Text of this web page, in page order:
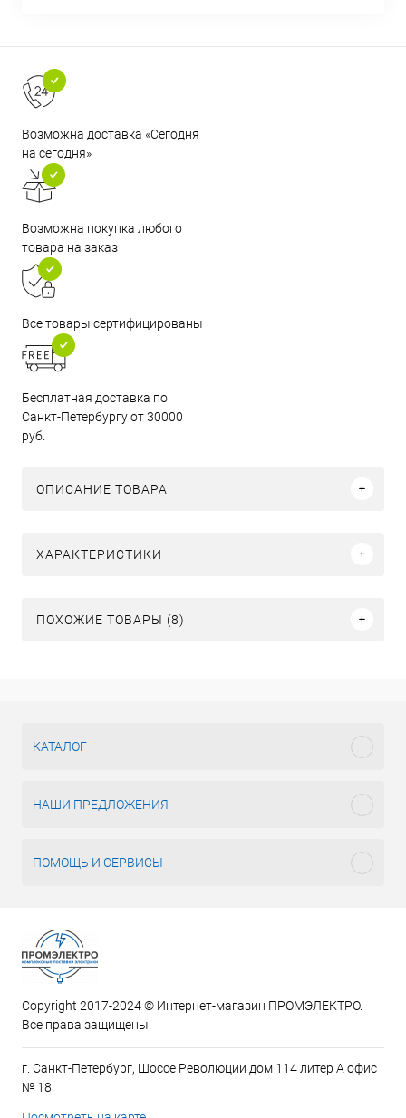
Возможна доставка «Сегодня
на сегодня»
Возможна покупка любого
товара на заказ
Все товары сертифицированы
Бесплатная доставка по
Санкт-Петербургу от 30000
руб.
ОПИСАНИЕ ТОВАРА
ХАРАКТЕРИСТИКИ
ПОХОЖИЕ ТОВАРЫ (8)
КАТАЛОГ
НАШИ ПРЕДЛОЖЕНИЯ
ПОМОЩЬ И СЕРВИСЫ
Copyright 2017-2024 © Интернет-магазин ПРОМЭЛЕКТРО.
Все права защищены.
г. Санкт-Петербург, Шоссе Революции дом 114 литер А офис
№ 18